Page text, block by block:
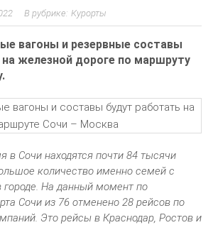
Курорты
вагоны и резервные составы
железной дороге по маршруту
в Сочи находятся почти 84 тысячи
количество именно семей с
городе. На данный момент по
Сочи из 76 отменено 28 рейсов по
Это рейсы в Краснодар, Ростов и